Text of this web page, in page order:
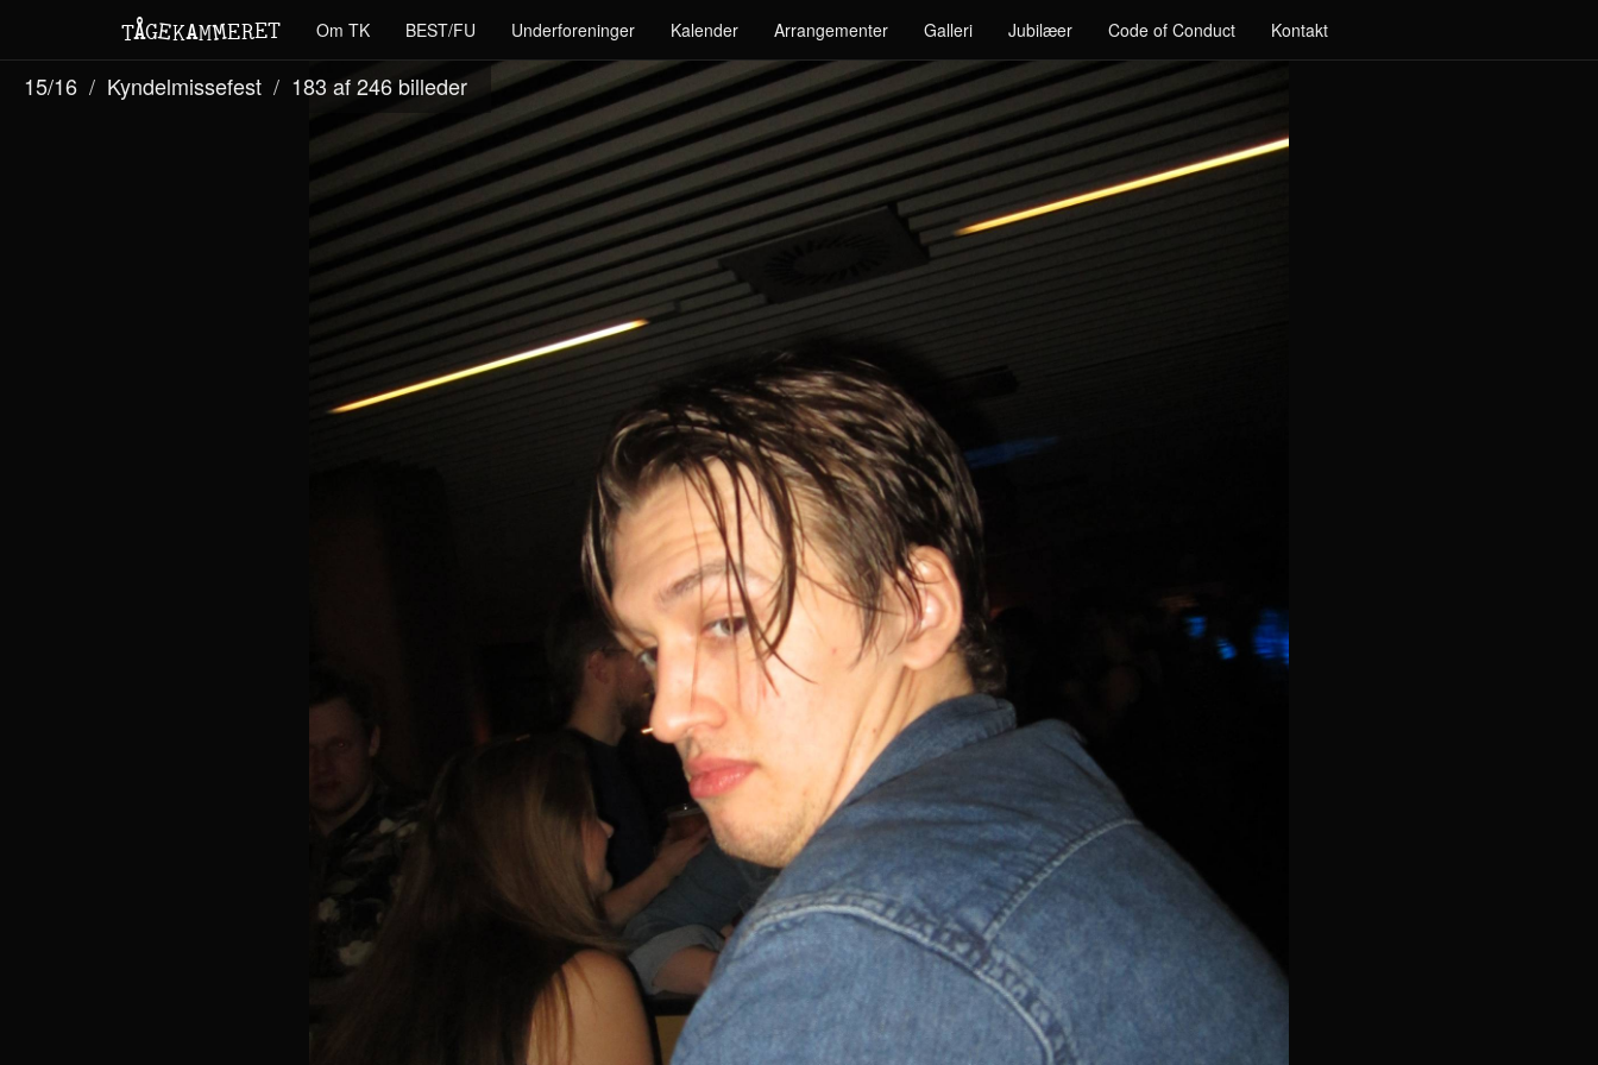
TÅGEKAMMERET Om TK BEST/FU Underforeninger Kalender Arrangementer Galleri Jubilæer Code of Conduct Kontakt
15/16 Kyndelmissefest 183 af 246 billeder